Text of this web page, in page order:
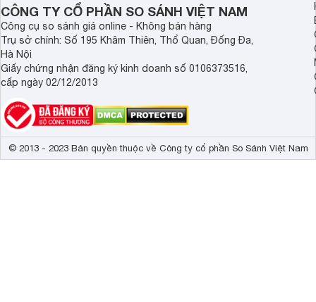
Đa dạng kết nối
Loa trang bị đầy đủ các cổng kết nối, bao gồm Line
tới hầu hết các thiết bị phát như PC,
, Smart TV,
SWAN D300 được trang bị kết nối Bluetooth 5.0 cho kết
Có điều khiển từ xa
Loa trang bị điều khiển từ xa giúp thuận tiện trong việc
Bộ sản phẩm gồm
CÔNG TY CỔ PHẦN SO SÁNH VIỆT NAM
Công cụ so sánh giá online - Không bán hàng
Trụ sở chính: Số 195 Khâm Thiên, Thổ Quan, Đống Đa,
Hà Nội
Giấy chứng nhận đăng ký kinh doanh số 0106373516,
cấp ngày 02/12/2013
© 2013 - 2023 Bản quyền thuộc về Công ty cổ phần So Sánh Việt Nam